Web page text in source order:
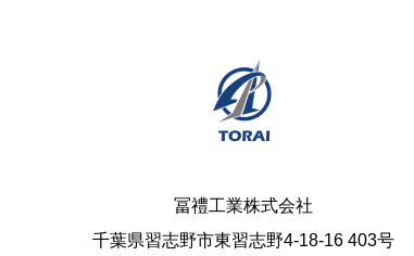
冨禮工業株式会社
千葉県習志野市東習志野4-18-16 403号